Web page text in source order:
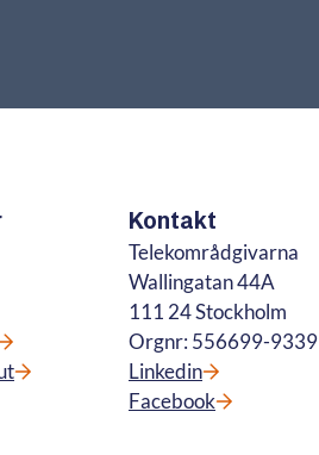
Kontakt
Telekområdgivarna
Wallingatan 44A
111 24 Stockholm
Orgnr: 556699-9339
Linkedin
Facebook